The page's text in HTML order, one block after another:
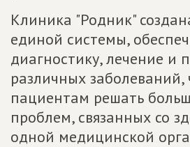
Клиника "Родник"
единой системы,
диагностику, лечение и
различных заболеваний,
пациентам решать
проблем, связанных со
одной медицинской